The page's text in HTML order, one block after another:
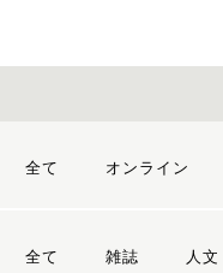
全て オンライン
全て 雑誌 人文